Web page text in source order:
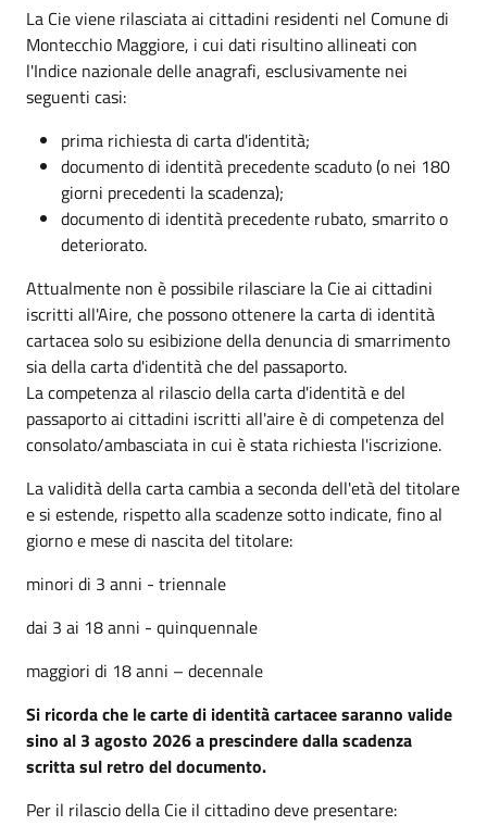
La Cie viene rilasciata ai cittadini residenti nel Comune di
Montecchio Maggiore, i cui dati risultino allineati con
l'Indice nazionale delle anagrafi, esclusivamente nei
seguenti casi:
prima richiesta di carta d'identità;
documento di identità precedente scaduto (o nei 180
giorni precedenti la scadenza);
documento di identità precedente rubato, smarrito o
deteriorato.
Attualmente non è possibile rilasciare la Cie ai cittadini
iscritti all'Aire, che possono ottenere la carta di identità
cartacea solo su esibizione della denuncia di smarrimento
sia della carta d'identità che del passaporto.
La competenza al rilascio della carta d'identità e del
passaporto ai cittadini iscritti all'aire è di competenza del
consolato/ambasciata in cui è stata richiesta l'iscrizione.
La validità della carta cambia a seconda dell'età del titolare
e si estende, rispetto alla scadenze sotto indicate, fino al
giorno e mese di nascita del titolare:
minori di 3 anni - triennale
dai 3 ai 18 anni - quinquennale
maggiori di 18 anni – decennale
Si ricorda che le carte di identità cartacee saranno valide
sino al 3 agosto 2026 a prescindere dalla scadenza
scritta sul retro del documento.
Per il rilascio della Cie il cittadino deve presentare: